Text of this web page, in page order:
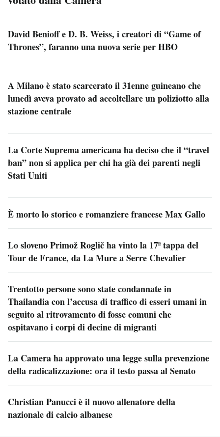
David Benioff e D. B. Weiss, i creatori di “Game of
Thrones”, faranno una nuova serie per HBO
A Milano è stato scarcerato il 31enne guineano che
lunedì aveva provato ad accoltellare un poliziotto alla
stazione centrale
La Corte Suprema americana ha deciso che il “travel
ban” non si applica per chi ha già dei parenti negli
Stati Uniti
È morto lo storico e romanziere francese Max Gallo
Lo sloveno Primož Roglič ha vinto la 17ª tappa del
Tour de France, da La Mure a Serre Chevalier
Trentotto persone sono state condannate in
Thailandia con l’accusa di traffico di esseri umani in
seguito al ritrovamento di fosse comuni che
ospitavano i corpi di decine di migranti
La Camera ha approvato una legge sulla prevenzione
della radicalizzazione: ora il testo passa al Senato
Christian Panucci è il nuovo allenatore della
nazionale di calcio albanese